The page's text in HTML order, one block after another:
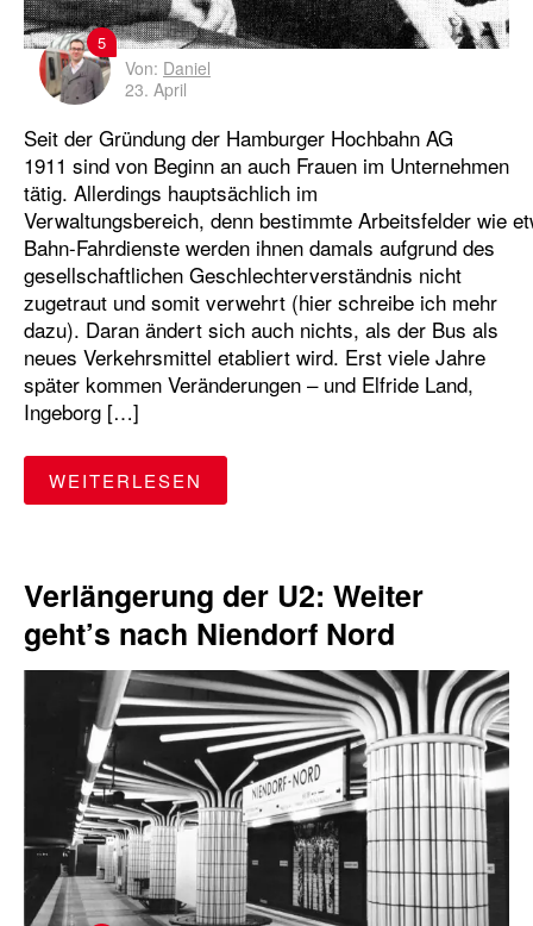
5
Von: Daniel
23. April
Seit der Gründung der Hamburger Hochbahn AG
1911 sind von Beginn an auch Frauen im Unternehmen
tätig. Allerdings hauptsächlich im
Verwaltungsbereich, denn bestimmte Arbeitsfelder wie
Bahn-Fahrdienste werden ihnen damals aufgrund des
gesellschaftlichen Geschlechterverständnis nicht
zugetraut und somit verwehrt (hier schreibe ich mehr
dazu). Daran ändert sich auch nichts, als der Bus als
neues Verkehrsmittel etabliert wird. Erst viele Jahre
später kommen Veränderungen – und Elfride Land,
Ingeborg […]
WEITERLESEN
Verlängerung der U2: Weiter
geht’s nach Niendorf Nord